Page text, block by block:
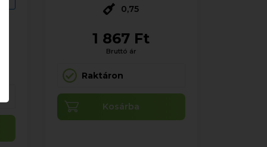
0,75
1 867 Ft
Bruttó ár
Raktáron
Kosárba